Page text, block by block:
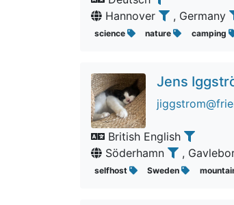
Hannover
, Germany
science nature camping
Jens
British English
Söderhamn
,
selfhost Sweden